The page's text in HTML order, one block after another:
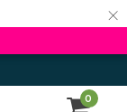
×
0